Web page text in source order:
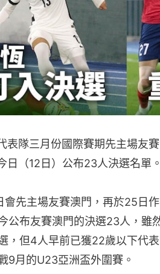
表隊三月份國際賽期先主場友
日（12日）公布23人決選名單。
會先主場友賽澳門，再於25日
公布友賽澳門的決選23人，雖
，但4人早前已獲22歲以下代
9月的U23亞洲盃外圍賽。